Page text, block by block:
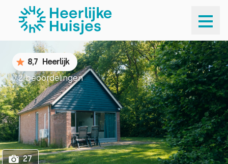
1
8,7 Heerlijk
72 beoordelingen
27